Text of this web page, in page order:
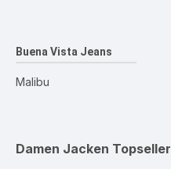
Buena Vista Jeans
Malibu
Damen Jacken Topseller